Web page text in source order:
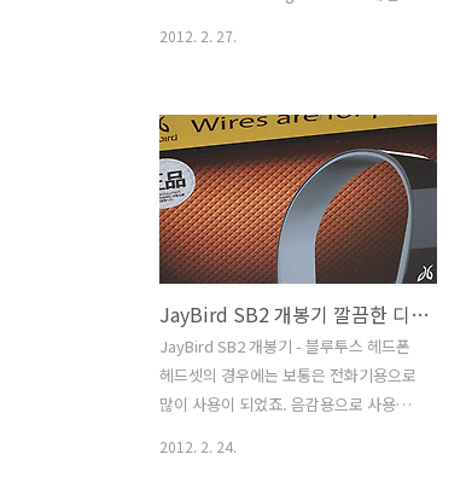
죠. MWC 2012 생방송으로 좀 더 빨리 만
나보세요. 갤럭시빔 GT-I8530은 스마트
폰에 말그대로 프로젝트를 붙여놓은 형태
인데요. 캠코더 중에도 이런 형태가 있긴
하죠. 프로젝트 따로 스마트폰에 든 데이
터 따로 이렇게 있으면 분명 데이터를 다
시 보내서 봐야하지만 프로젝트와 이리체
형이기 때문에 벽이 있는곳이라면 어디서
든 바로 프로젝트를 켤 수 있습니다. 최대
50인치 프로젝션화면, 15루멘(lumen)밝
기, nHD(640x360)해상도의 재원을 보
2012. 2. 27.
JayBird SB2 개봉기 깔끔한 디자인의 블루투스 헤드폰 헤드셋
JayBird SB2 개봉기 - 블루투스 헤드폰
헤드셋의 경우에는 보통은 전화기용으로
많이 사용이 되었죠. 음감용으로 사용이
2012. 2. 24.